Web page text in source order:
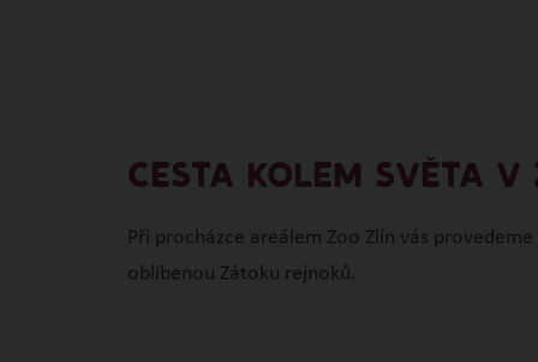
CESTA KOLEM SVĚTA V
Při procházce areálem Zoo Zlín vás
oblíbenou Zátoku rejnoků.